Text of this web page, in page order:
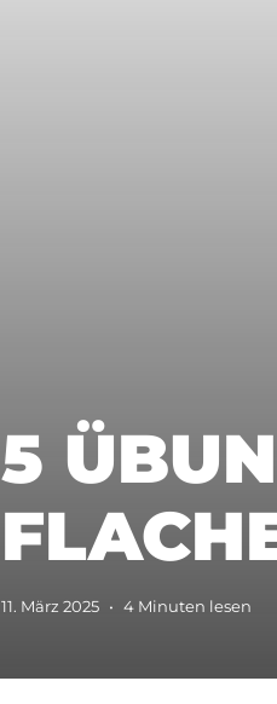
5
11. März 2025 • 4 Minuten lesen